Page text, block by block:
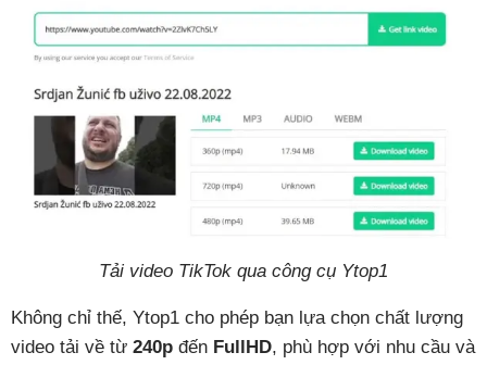
Tải video TikTok qua công cụ Ytop1
Không chỉ thế, Ytop1 cho phép bạn lựa chọn chất lượng
video tải về từ 240p đến FullHD, phù hợp với nhu cầu và